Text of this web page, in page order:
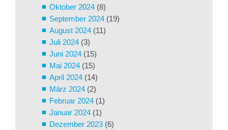
Oktober 2024 (8)
September 2024 (19)
August 2024 (11)
Juli 2024 (3)
Juni 2024 (15)
Mai 2024 (15)
April 2024 (14)
März 2024 (2)
Februar 2024 (1)
Januar 2024 (1)
Dezember 2023 (6)